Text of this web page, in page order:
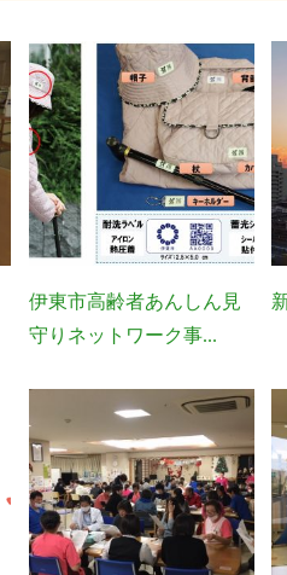
伊東市高齢者あんしん見
守りネットワーク事...